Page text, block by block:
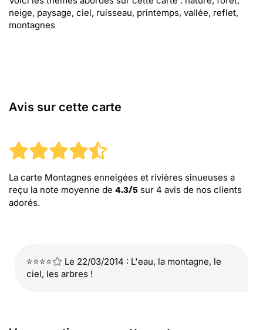
neige, paysage, ciel, ruisseau, printemps, vallée, reflet,
montagnes
Avis sur cette carte
La carte Montagnes enneigées et rivières sinueuses a
reçu la note moyenne de 4.3/5 sur 4 avis de nos clients
adorés.
⭐⭐⭐⭐
Le 22/03/2014 : L'eau, la montagne, le
ciel, les arbres !